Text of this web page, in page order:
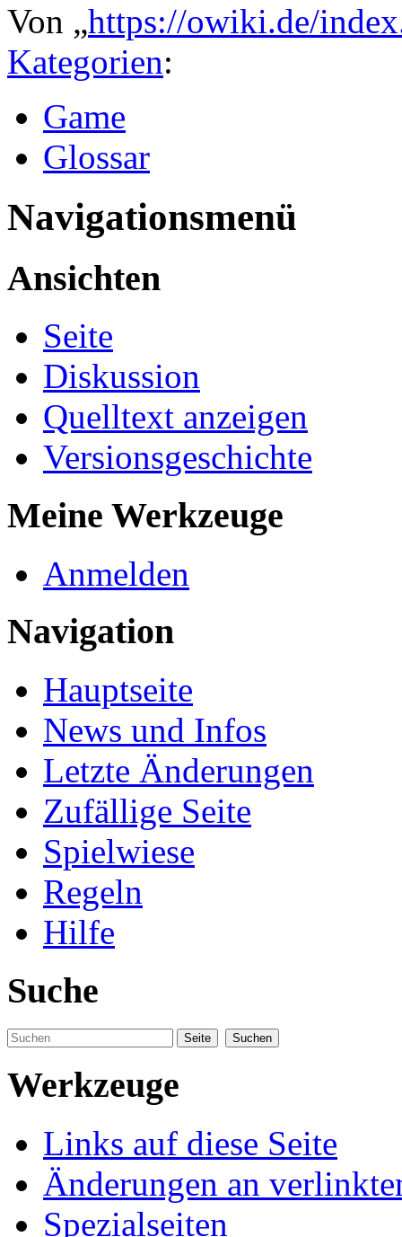
Von „https://owiki.de/
Kategorien:
Game
Glossar
Navigationsmenü
Ansichten
Seite
Diskussion
Quelltext anzeigen
Versionsgeschichte
Meine Werkzeuge
Anmelden
Navigation
Hauptseite
News und Infos
Letzte Änderungen
Zufällige Seite
Spielwiese
Regeln
Hilfe
Suche
Werkzeuge
Links auf diese Seite
Änderungen an
Spezialseiten